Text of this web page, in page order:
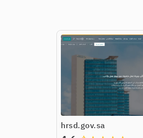
hrsd.gov.sa